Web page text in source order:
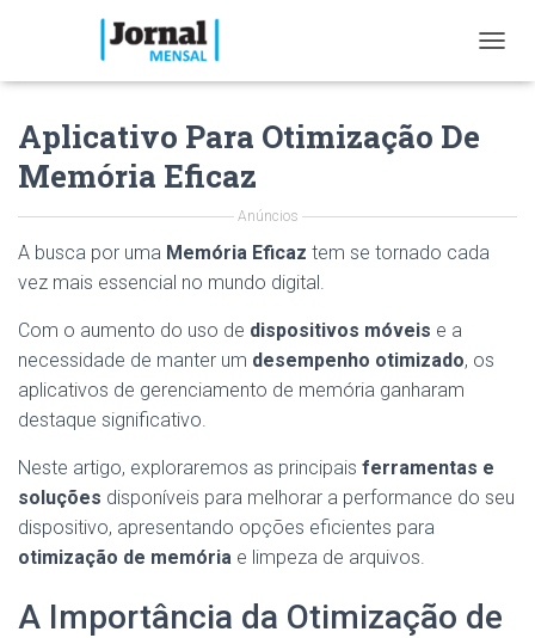
O
A
I
Aplicativo Para Otimização De
Memória Eficaz
Anúncios
A busca por uma Memória Eficaz tem se tornado cada
vez mais essencial no mundo digital.
Com o aumento do uso de dispositivos móveis e a
necessidade de manter um desempenho otimizado, os
aplicativos de gerenciamento de memória ganharam
destaque significativo.
Neste artigo, exploraremos as principais ferramentas e
soluções disponíveis para melhorar a performance do seu
dispositivo, apresentando opções eficientes para
otimização de memória e limpeza de arquivos.
A Importância da Otimização de